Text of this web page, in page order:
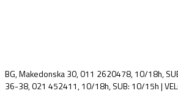
BG, Makedonska 30, 011 2620478, 10/18h,
36-38, 021 452411, 10/18h, SUB: 10/15h |